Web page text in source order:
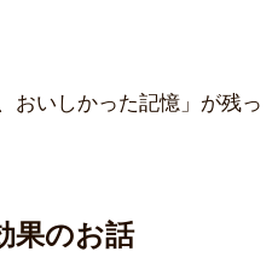
おいしかった記憶」が残っ
果のお話